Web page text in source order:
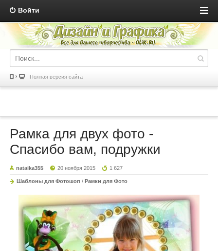
Войти
Полная версия сайта
Рамка для двух фото -
Спасибо вам, подружки
nataika355 20 ноября 2015 1 627
Шаблоны для Фотошоп / Рамки для Фото